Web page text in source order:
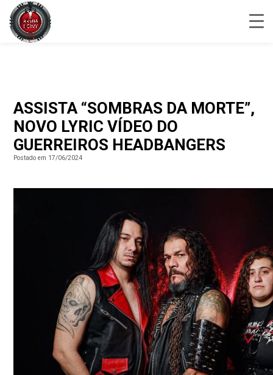
ASSISTA “SOMBRAS DA MORTE”,
NOVO LYRIC VÍDEO DO
GUERREIROS HEADBANGERS
Postado em 17/06/2024